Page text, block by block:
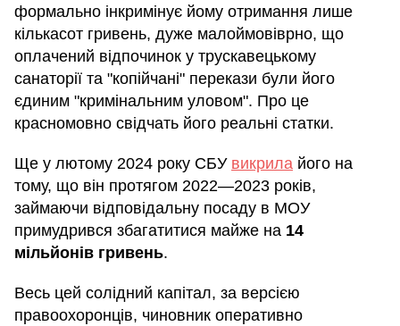
формально інкримінує йому отримання лише
кількасот гривень, дуже малоймовіврно, що
оплачений відпочинок у трускавецькому
санаторії та "копійчані" перекази були його
єдиним "кримінальним уловом". Про це
красномовно свідчать його реальні статки.
Ще у лютому 2024 року СБУ викрила його на
тому, що він протягом 2022—2023 років,
займаючи відповідальну посаду в МОУ
примудрився збагатитися майже на 14
мільйонів гривень.
Весь цей солідний капітал, за версією
правоохоронців, чиновник оперативно